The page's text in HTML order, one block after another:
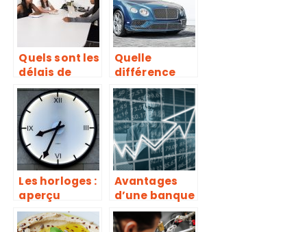
Quels sont les
délais de
déclaration
d’un sinistre
à une
compagnie
d’assurance ?
Quelle
différence
entre un
mandataire
et un
concessionn
aire ?
Les horloges :
aperçu
chronologiqu
e
Avantages
d’une banque
geree par le
client